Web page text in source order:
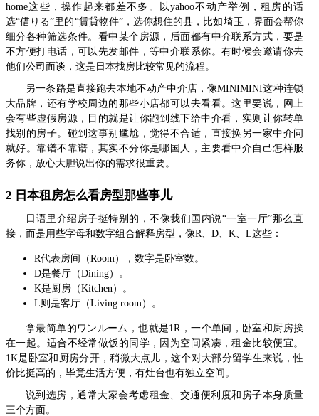
home这些，操作起来都差不多。以yahoo不动产举例，租房的话
选“借りる”里的“賃貸物件”，选你想住的县，比如埼玉，界面会帮你
细分各种筛选条件。看中某个房源，后面都有中介联系方式，要是
不方便打电话，可以先发邮件，等中介联系你。有时候会邀请你去
他们公司面谈，这是日本找房比较常见的流程。
另一条路是直接跑去本地不动产中介店，像MINIMINI这种连锁
大品牌，还有学校周边的那些小店都可以去看看。这里要说，网上
会有些虚假房源，目的就是让你跑到线下给中介看，实则让你转单
找别的房子。碰到这事别尴尬，觉得不合适，直接换另一家中介问
就好。靠谱不靠谱，其实不分你是哪国人，主要看中介自己怎样服
务你，放心大胆说出你的需求很重要。
2 日本租房怎么看房型那些事儿
日语里介绍房子挺特别的，不像我们国内说“一室一厅”那么直
接，而是用些字母和数字组合解释房型，像R、D、K、L这些：
R代表房间（Room），数字是卧室数。
D是餐厅（Dining）。
K是厨房（Kitchen）。
L则是客厅（Living room）。
拿最简单的ワンルーム，也就是1R，一个单间，卧室和厨房挨
在一起。适合不经常做饭的同学，因为空间紧凑，租金比较便宜。
1K是卧室和厨房分开，稍微大点儿，这个对大部分留学生来说，性
价比挺高的，毕竟生活方便，有灶台也有独立空间。
说到选房，通常大家会考虑租金、交通便利度和房子本身质量
三个方面。